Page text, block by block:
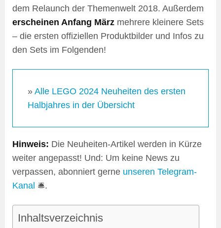
dem Relaunch der Themenwelt 2018. Außerdem
erscheinen Anfang März mehrere kleinere Sets
– die ersten offiziellen Produktbilder und Infos zu
den Sets im Folgenden!
» Alle LEGO 2024 Neuheiten des ersten
Halbjahres in der Übersicht
Hinweis: Die Neuheiten-Artikel werden in Kürze
weiter angepasst! Und: Um keine News zu
verpassen, abonniert gerne unseren Telegram-
Kanal 🛎️.
Inhaltsverzeichnis